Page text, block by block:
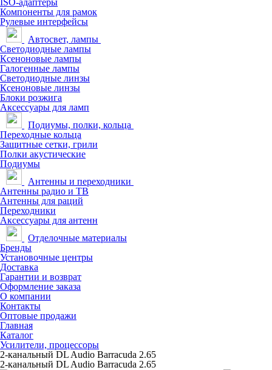
ISO-адаптеры
Компоненты для рамок
Рулевые интерфейсы
Автосвет, лампы
Светодиодные лампы
Ксеноновые лампы
Галогенные лампы
Светодиодные линзы
Ксеноновые линзы
Блоки розжига
Аксессуары для ламп
Подиумы, полки, кольца
Переходные кольца
Защитные сетки, грили
Полки акустические
Подиумы
Антенны и переходники
Антенны радио и ТВ
Антенны для раций
Переходники
Аксессуары для антенн
Отделочные материалы
Бренды
Установочные центры
Доставка
Гарантии и возврат
Оформление заказа
О компании
Контакты
Оптовые продажи
Главная
Каталог
Усилители, процессоры
2-канальный DL Audio Barracuda 2.65
2-канальный DL Audio Barracuda 2.65